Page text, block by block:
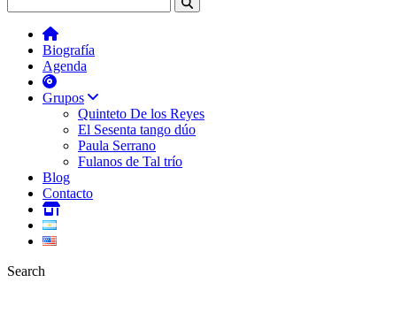
Biografía
Agenda
Grupos
Quinteto De los Reyes
El Sesenta tango dúo
Paula Serrano
Fulanos de Tal trío
Blog
Contacto
Search